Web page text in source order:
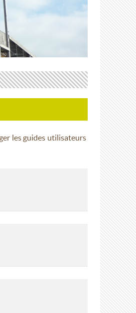
les guides utilisateurs